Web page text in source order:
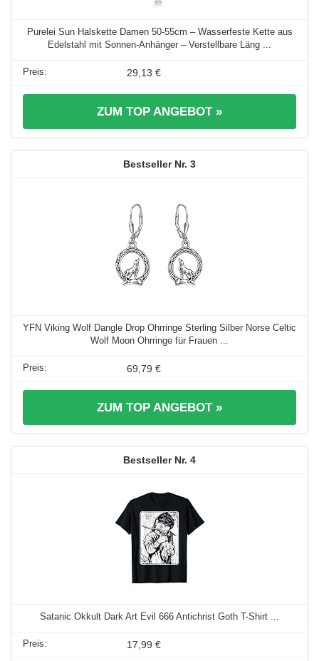
Purelei Sun Halskette Damen 50-55cm – Wasserfeste Kette aus
Edelstahl mit Sonnen-Anhänger – Verstellbare Läng ...
29,13 €
ZUM TOP ANGEBOT »
3
YFN Viking Wolf Dangle Drop Ohrringe Sterling Silber Norse Celtic
Wolf Moon Ohrringe für Frauen ...
69,79 €
ZUM TOP ANGEBOT »
4
Satanic Okkult Dark Art Evil 666 Antichrist Goth T-Shirt ...
17,99 €